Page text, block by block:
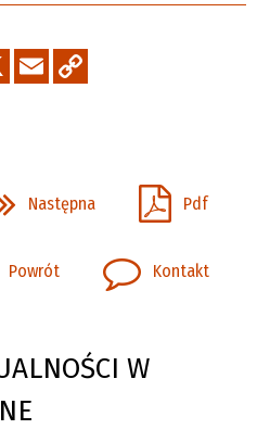
Następna Pdf
Powrót Kontakt
W